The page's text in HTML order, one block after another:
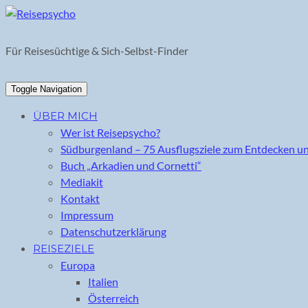
Skip
content
Für Reisesüchtige & Sich-Selbst-Finder
Toggle Navigation
ÜBER MICH
Wer ist Reisepsycho?
Südburgenland – 75 Ausflugsziele zum Entdecken
Buch „Arkadien und Cornetti“
Mediakit
Kontakt
Impressum
Datenschutzerklärung
REISEZIELE
Europa
Italien
Österreich